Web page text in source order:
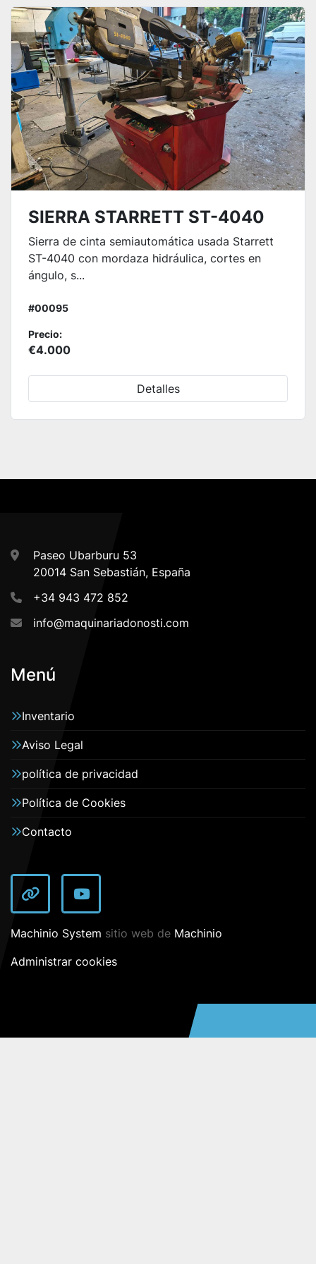
Ordenar por
SIERRA STARRETT ST-4040
Sierra de cinta semiautomática usada Starrett
ST-4040 con mordaza hidráulica, cortes en
ángulo, s...
#00095
Precio:
€4.000
Detalles
Paseo Ubarburu 53
20014 San Sebastián, España
+34 943 472 852
info@maquinariadonosti.com
Menú
Inventario
Aviso Legal
política de privacidad
Política de Cookies
Contacto
other youtube
Machinio System sitio web de Machinio
Administrar cookies